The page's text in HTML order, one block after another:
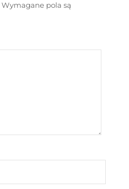
Wymagane pola są